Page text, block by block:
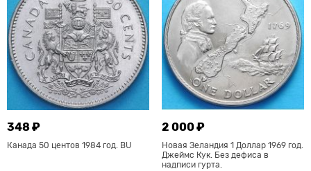
348 ₽
Канада 50 центов 1984 год. BU
2 000 ₽
Новая Зеландия 1 Доллар 1969 год.
Джеймс Кук. Без дефиса в
надписи гурта.